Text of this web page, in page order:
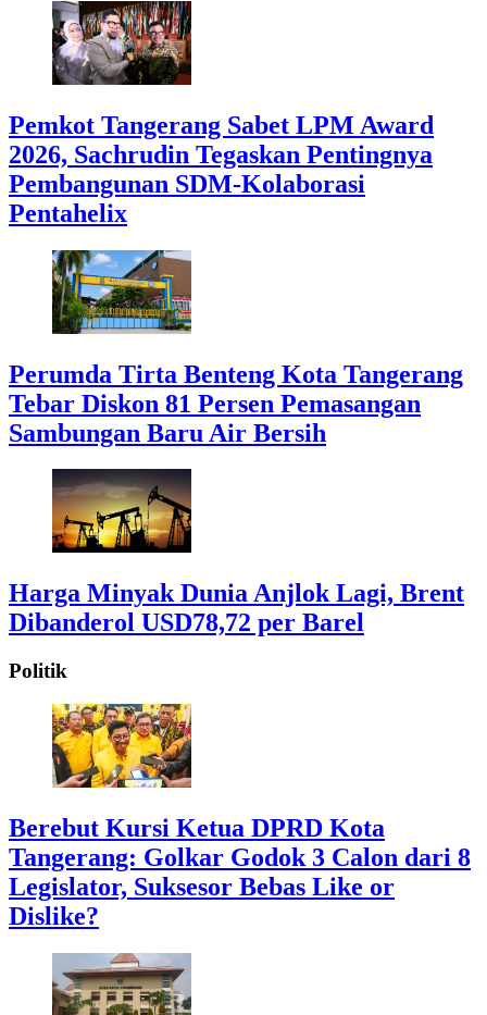
Pemkot Tangerang Sabet LPM Award
2026, Sachrudin Tegaskan Pentingnya
Pembangunan SDM-Kolaborasi
Pentahelix
Perumda Tirta Benteng Kota Tangerang
Tebar Diskon 81 Persen Pemasangan
Sambungan Baru Air Bersih
Harga Minyak Dunia Anjlok Lagi, Brent
Dibanderol USD78,72 per Barel
Politik
Berebut Kursi Ketua DPRD Kota
Tangerang: Golkar Godok 3 Calon dari 8
Legislator, Suksesor Bebas Like or
Dislike?